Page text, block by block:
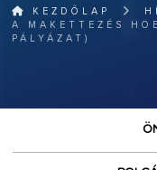
KEZDŐLAP
A MAKETTEZÉS
PÁLYÁZAT)